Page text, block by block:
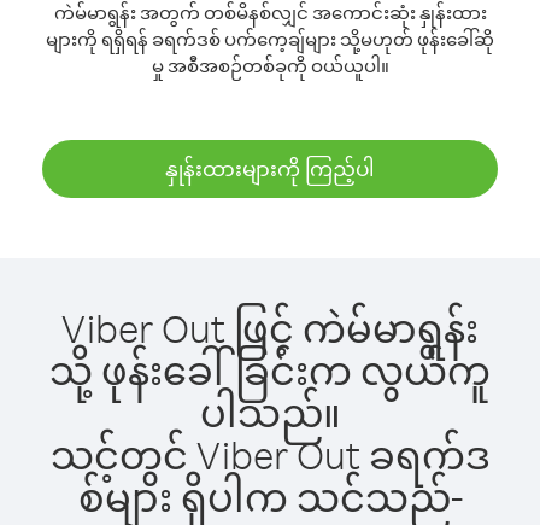
ကဲမ်မာရွန်း အတွက် တစ်မိနစ်လျှင် အကောင်းဆုံး နှုန်းထား
များကို ရရှိရန် ခရက်ဒစ် ပက်ကေ့ချ်များ သို့မဟုတ် ဖုန်းခေါ်ဆို
မှု အစီအစဉ်တစ်ခုကို ဝယ်ယူပါ။
နှုန်းထားများကို ကြည့်ပါ
Viber Out ဖြင့် ကဲမ်မာရွန်း
သို့ ဖုန်းခေါ်ခြင်းက လွယ်ကူ
ပါသည်။
သင့်တွင် Viber Out ခရက်ဒ
စ်များ ရှိပါက သင်သည်-